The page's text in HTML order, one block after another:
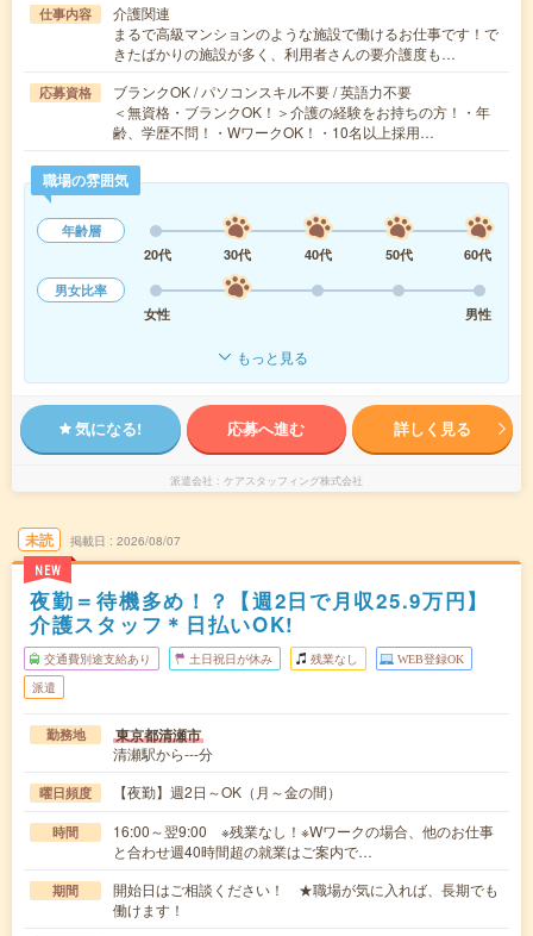
仕事内容
介護関連
まるで高級マンションのような施設で働けるお仕事です！で
きたばかりの施設が多く、利用者さんの要介護度も…
応募資格
ブランクOK / パソコンスキル不要 / 英語力不要
＜無資格・ブランクOK！＞介護の経験をお持ちの方！・年
齢、学歴不問！・WワークOK！・10名以上採用…
職場の雰囲気
年齢層
20代
30代 40代 50代
60代
男女比率
女性
男性
もっと見る
気になる! 応募へ進む 詳しく見る
派遣会社 ケアスタッフィング株式会社
未読
NEW
掲載日 2026/08/07
夜勤＝待機多め！？【週2日で月収25.9万円】
介護スタッフ＊日払いOK!
交通費別途支給あり 土日祝日が休み 残業なし WEB登録OK
派遣
勤務地 東京都清瀬市
清瀬駅から---分
曜日頻度 【夜勤】週2日～OK（月～金の間）
時間
16:00～翌9:00 ※残業なし！※Wワークの場合、他のお仕事
と合わせ週40時間超の就業はご案内で…
期間
開始日はご相談ください！ ★職場が気に入れば、長期でも
働けます！